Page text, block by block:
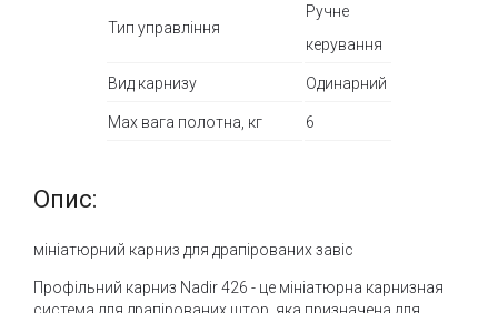
Тип управління
Ручне
керування
Вид карнизу Одинарний
Max вага полотна, кг 6
Опис:
мініатюрний карниз для драпірованих завіс
Профільний карниз Nadir 426 - це мініатюрна карнизная